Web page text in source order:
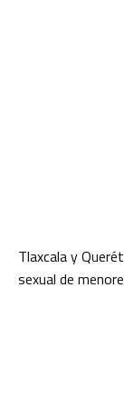
Tlaxcala y
sexual de